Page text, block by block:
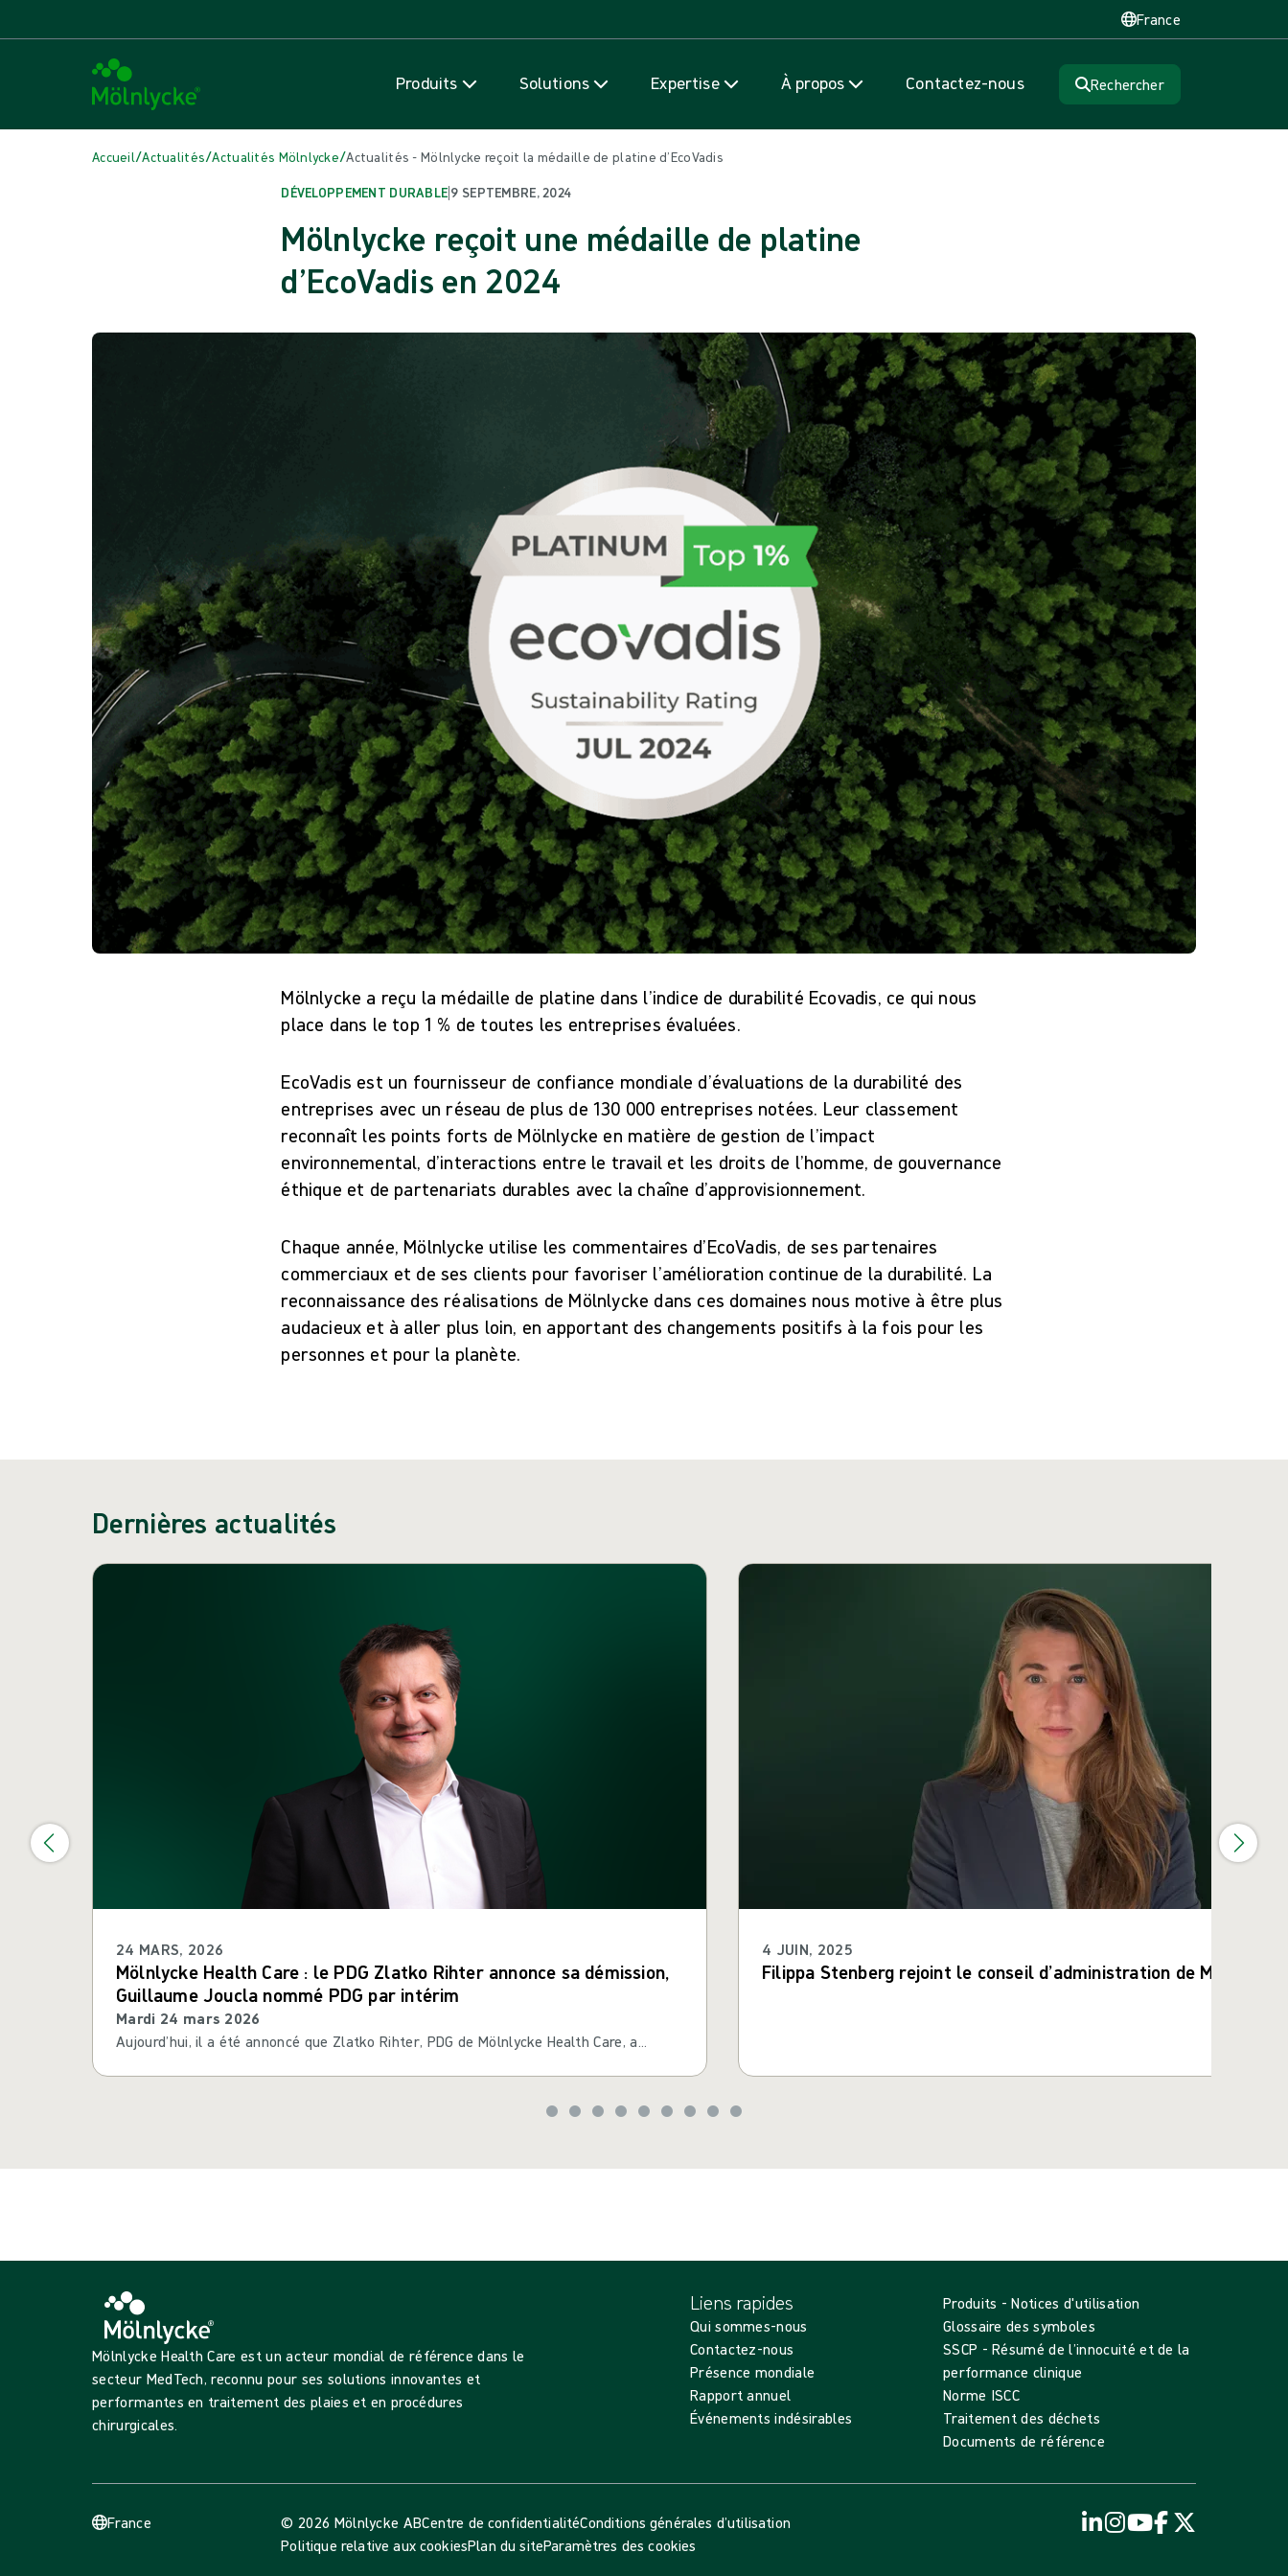
France
Produits Solutions Expertise À propos Contactez-nous Rechercher
Accueil/Actualités/Actualités Mölnlycke/Actualités - Mölnlycke reçoit la médaille de platine d’EcoVadis
DÉVELOPPEMENT DURABLE 9 SEPTEMBRE, 2024
Mölnlycke reçoit une médaille de platine
d’EcoVadis en 2024
Mölnlycke a reçu la médaille de platine dans l’indice de durabilité Ecovadis, ce qui nous
place dans le top 1 % de toutes les entreprises évaluées.
EcoVadis est un fournisseur de confiance mondiale d’évaluations de la durabilité des
entreprises avec un réseau de plus de 130 000 entreprises notées. Leur classement
reconnaît les points forts de Mölnlycke en matière de gestion de l’impact
environnemental, d’interactions entre le travail et les droits de l’homme, de gouvernance
éthique et de partenariats durables avec la chaîne d’approvisionnement.
Chaque année, Mölnlycke utilise les commentaires d’EcoVadis, de ses partenaires
commerciaux et de ses clients pour favoriser l’amélioration continue de la durabilité. La
reconnaissance des réalisations de Mölnlycke dans ces domaines nous motive à être plus
audacieux et à aller plus loin, en apportant des changements positifs à la fois pour les
personnes et pour la planète.
Dernières actualités
24 MARS, 2026
Mölnlycke Health Care : le PDG Zlatko Rihter annonce sa démission,
Guillaume Joucla nommé PDG par intérim
Mardi 24 mars 2026
Aujourd’hui, il a été annoncé que Zlatko Rihter, PDG de Mölnlycke Health Care, a
Mölnlycke Health Care. Le Conseil d’administration de Mölnlycke a lancé le processus
4 JUIN, 2025
Filippa Stenberg rejoint le conseil d’administration de Mölnlycke
Mölnlycke Health Care est un acteur mondial de référence dans le
secteur MedTech, reconnu pour ses solutions innovantes et
performantes en traitement des plaies et en procédures
chirurgicales.
Liens rapides
Qui sommes-nous
Contactez-nous
Présence mondiale
Rapport annuel
Événements indésirables
Produits - Notices d'utilisation
Glossaire des symboles
SSCP - Résumé de l’innocuité et de la
performance clinique
Norme ISCC
Traitement des déchets
Documents de référence
France © 2026 Mölnlycke ABCentre de confidentialitéConditions générales d’utilisation
Politique relative aux cookiesPlan du siteParamètres des cookies